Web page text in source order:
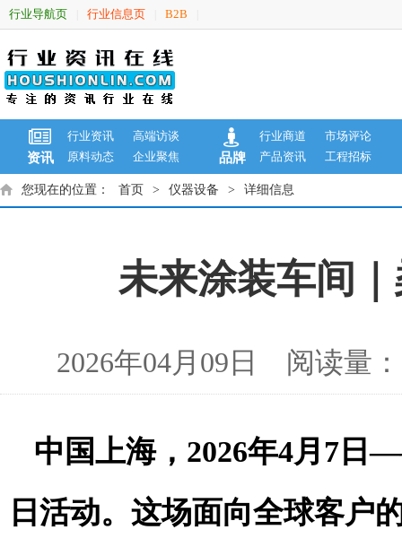
行业导航页 行业信息页 B2B
资讯
行业资讯
高端访谈
原料动态
企业聚焦 品牌
行业商道
市场评论
产品资讯
工程招标
您现在的位置： 首页 > 仪器设备 > 详细信息
未来涂装车间
2026年04月09日 阅读
中国上海，2026年4月 7 日
日活动。这场面向全球客户